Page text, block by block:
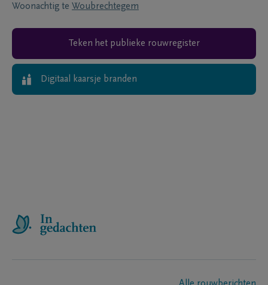
Woonachtig te Woubrechtegem
Teken het publieke rouwregister
Digitaal kaarsje branden